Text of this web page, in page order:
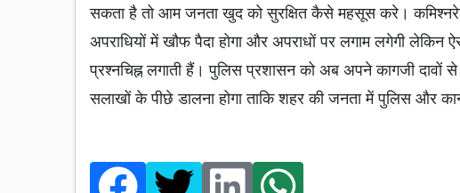
सकता है तो आम जनता खुद को सुरक्षित कैसे महसूस करे।
अपराधियों में खौफ पैदा होगा और अपराधों पर लगाम लगेगी लेकिन
प्रश्नचिह्न लगाती हैं। पुलिस प्रशासन को अब अपने कागजी
सलाखों के पीछे डालना होगा ताकि शहर की जनता में पुलिस और